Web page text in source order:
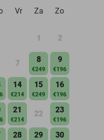
Vr Za Zo
1 2
7 8
€249
9
€196
14
€214
15
€249
16
€196
21
€214
22 23
€196
28 29 30